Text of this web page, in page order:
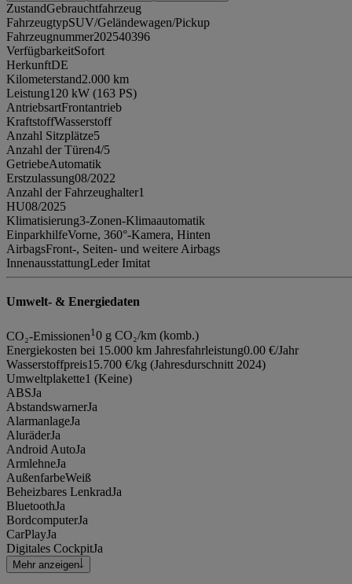
ZustandGebrauchtfahrzeug
FahrzeugtypSUV/Geländewagen/Pickup
Fahrzeugnummer202540396
VerfügbarkeitSofort
HerkunftDE
Kilometerstand2.000 km
Leistung120 kW (163 PS)
AntriebsartFrontantrieb
KraftstoffWasserstoff
Anzahl Sitzplätze5
Anzahl der Türen4/5
GetriebeAutomatik
Erstzulassung08/2022
Anzahl der Fahrzeughalter1
HU08/2025
Klimatisierung3-Zonen-Klimaautomatik
EinparkhilfeVorne, 360°-Kamera, Hinten
AirbagsFront-, Seiten- und weitere Airbags
InnenausstattungLeder Imitat
Umwelt- & Energiedaten
CO₂-Emissionen1 0 g CO₂/km (komb.)
Energiekosten bei 15.000 km Jahresfahrleistung0.00 €/Jahr
Wasserstoffpreis15.700 €/kg (Jahresdurschnitt 2024)
Umweltplakette1 (Keine)
ABSJa
AbstandswarnerJa
AlarmanlageJa
AluräderJa
Android AutoJa
ArmlehneJa
AußenfarbeWeiß
Beheizbares LenkradJa
BluetoothJa
BordcomputerJa
CarPlayJa
Digitales CockpitJa
Mehr anzeigen